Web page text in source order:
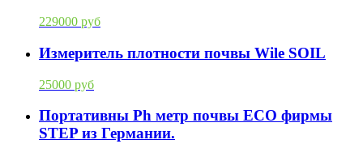
229000 руб
Измеритель плотности почвы Wile SOIL
25000 руб
Портативны Ph метр почвы ECO фирмы
STEP из Германии.